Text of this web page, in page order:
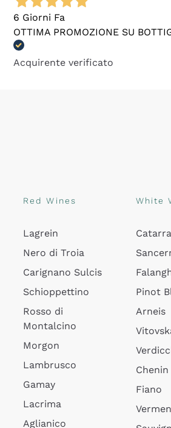
6 Giorni Fa
OTTIMA PROMOZIONE SU
Acquirente verificato
Red Wines
Lagrein
Nero di Troia
Carignano Sulcis
Schioppettino
Rosso di
Montalcino
Morgon
Lambrusco
Gamay
Lacrima
Aglianico
White
Pinot
Arneis
Fiano